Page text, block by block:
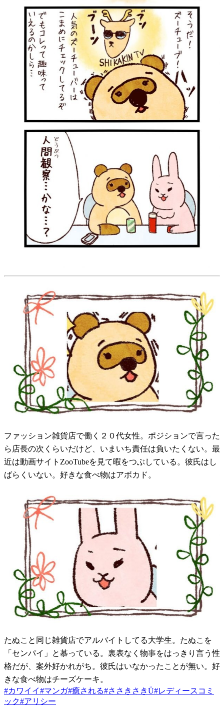
ファッション雑貨店で働く２０代女性。ポジションで言った
ら店長の次くらいだけど、いまいち責任は負いたくない。最
近は動画サイトZooTubeを見て暇をつぶしている。彼氏はし
ばらくいない。好きな食べ物はアボカド。
たぬこと同じ雑貨店でアルバイトしてる大学生。たぬこを
「センパイ」と慕っている。裏表なく物事をはっきり言う性
格だが、案外好かれがち。彼氏はいなかったことが無い。好
きな食べ物はチーズケーキ。
#カワイイ#マンガ#癒される#ささきさきÜ#レディースコミ
ック#アリシー